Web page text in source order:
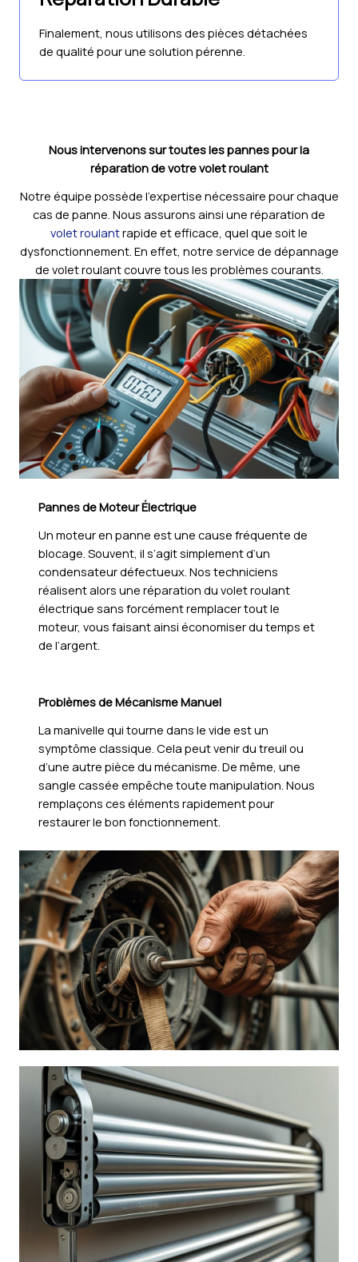
Finalement, nous utilisons des pièces détachées
de qualité pour une solution pérenne.
Nous intervenons sur toutes les pannes pour la
réparation de votre volet roulant
Notre équipe possède l’expertise nécessaire pour chaque
cas de panne. Nous assurons ainsi une réparation de
volet roulantrapide et efficace, quel que soit le
dysfonctionnement. En effet, notre service de dépannage
de volet roulant couvre tous les problèmes courants.
Pannes de Moteur Électrique
Un moteur en panne est une cause fréquente de
blocage. Souvent, il s’agit simplement d’un
condensateur défectueux. Nos techniciens
réalisent alors une réparation du volet roulant
électrique sans forcément remplacer tout le
moteur, vous faisant ainsi économiser du temps et
de l’argent.
Problèmes de Mécanisme Manuel
La manivelle qui tourne dans le vide est un
symptôme classique. Cela peut venir du treuil ou
d’une autre pièce du mécanisme. De même, une
sangle cassée empêche toute manipulation. Nous
remplaçons ces éléments rapidement pour
restaurer le bon fonctionnement.